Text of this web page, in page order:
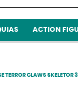
ACTION
TERROR CLAWS SKELETOR